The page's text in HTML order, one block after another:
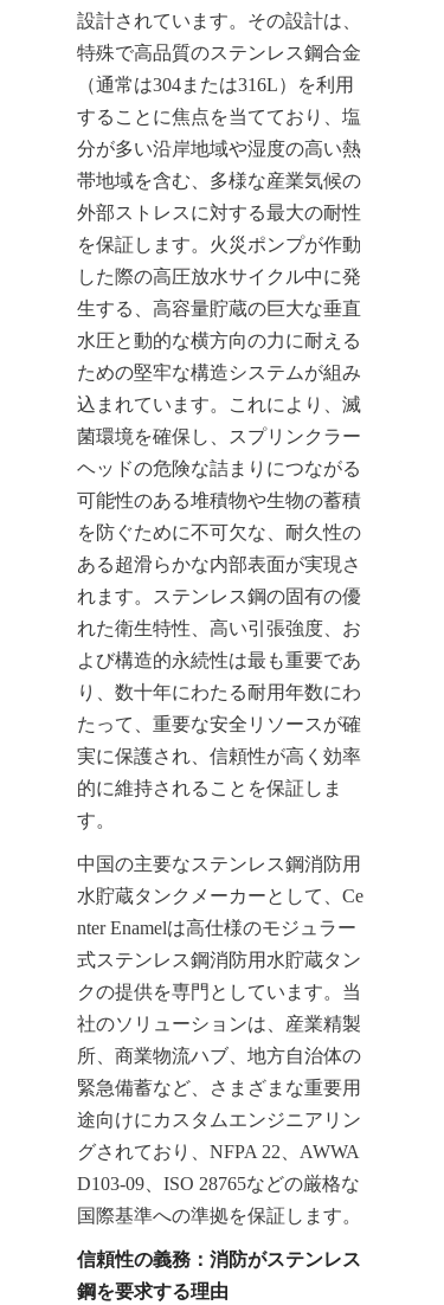
設計されています。その設計は、
特殊で高品質のステンレス鋼合金
（通常は304または316L）を利用
することに焦点を当てており、塩
分が多い沿岸地域や湿度の高い熱
帯地域を含む、多様な産業気候の
外部ストレスに対する最大の耐性
を保証します。火災ポンプが作動
した際の高圧放水サイクル中に発
生する、高容量貯蔵の巨大な垂直
水圧と動的な横方向の力に耐える
ための堅牢な構造システムが組み
込まれています。これにより、滅
菌環境を確保し、スプリンクラー
ヘッドの危険な詰まりにつながる
可能性のある堆積物や生物の蓄積
を防ぐために不可欠な、耐久性の
ある超滑らかな内部表面が実現さ
れます。ステンレス鋼の固有の優
れた衛生特性、高い引張強度、お
よび構造的永続性は最も重要であ
り、数十年にわたる耐用年数にわ
たって、重要な安全リソースが確
実に保護され、信頼性が高く効率
的に維持されることを保証しま
す。
中国の主要なステンレス鋼消防用
水貯蔵タンクメーカーとして、Ce
nter Enamelは高仕様のモジュラー
式ステンレス鋼消防用水貯蔵タン
クの提供を専門としています。当
社のソリューションは、産業精製
所、商業物流ハブ、地方自治体の
緊急備蓄など、さまざまな重要用
途向けにカスタムエンジニアリン
グされており、NFPA 22、AWWA
D103-09、ISO 28765などの厳格な
国際基準への準拠を保証します。
信頼性の義務：消防がステンレス
鋼を要求する理由